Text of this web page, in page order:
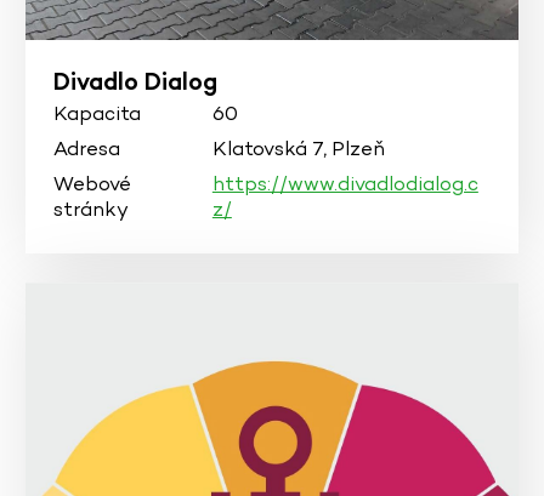
Divadlo Dialog
Kapacita
60
Adresa
Klatovská 7, Plzeň
Webové
stránky
https://www.divadlodialog.c
z/